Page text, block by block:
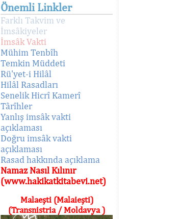
Önemli Linkler
Farklı Takvim ve
İmsâkiyeler
İmsâk Vakti
Mühim Tenbîh
Temkin Müddeti
Rü'yet-i Hilâl
Hilâl Rasadları
Senelik Hicrî Kamerî
Târîhler
Yanlış imsâk vakti
açıklaması
Doğru imsâk vakti
açıklaması
Rasad hakkında açıklama
Namaz Nasıl Kılınır
(www.hakikatkitabevi.net)
Malaeşti (Malaieşti)
(Transnistria / Moldavya )